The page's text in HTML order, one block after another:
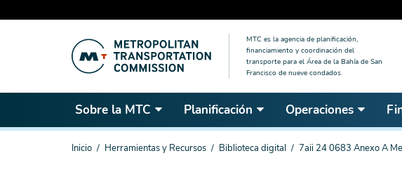
MTC es la agencia de planificación,
financiamiento y coordinación del
transporte para el Área de la Bahía de San
Francisco de nueve condados.
Sobre la MTC Planificación Operaciones
Estás
Inicio Herramientas y Recursos Biblioteca digital 7aii 24 0683 Anexo A